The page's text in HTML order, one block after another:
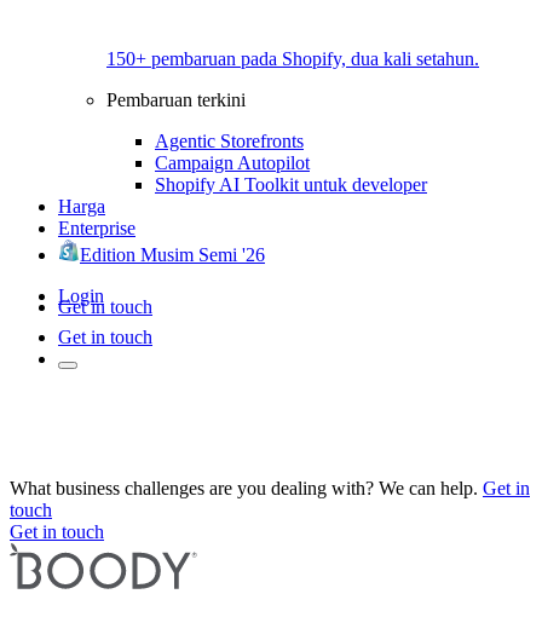
150+ pembaruan pada Shopify, dua kali setahun.
Pembaruan terkini
Agentic Storefronts
Campaign Autopilot
Shopify AI Toolkit untuk developer
Harga
Enterprise
Edition Musim Semi '26
Login
Get in touch
Get in touch
What business challenges are you dealing with? We can help. Get in
touch
Get in touch